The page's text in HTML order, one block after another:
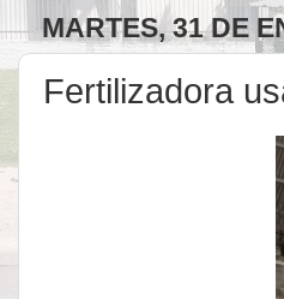
MARTES, 31 DE
Fertilizadora